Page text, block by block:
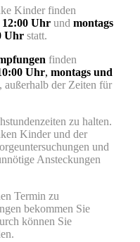
Kinder finden
Uhr und montags
Uhr statt.
finden
Uhr, montags und
, außerhalb der Zeiten für
zu halten.
Kinder und der
und
Ansteckungen
Termin zu
bekommen Sie
können Sie